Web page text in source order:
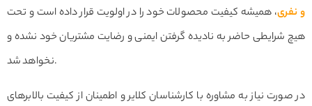
و نفری، همیشه کیفیت محصولات خود را در اولویت قرار داده است و تحت
هیچ شرایطی حاضر به نادیده گرفتن ایمنی و رضایت مشتریان خود نشده و
نخواهد شد.
در صورت نیاز به مشاوره با کارشناسان کلایر و اطمینان از کیفیت بالابرهای